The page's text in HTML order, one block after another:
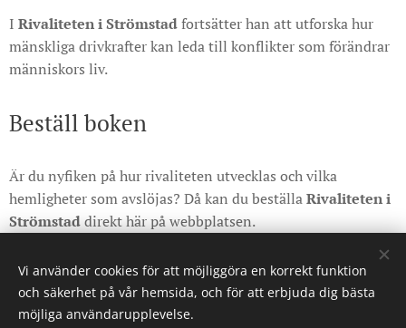
I Rivaliteten i Strömstadfortsätter han att utforska hur
mänskliga drivkrafter kan leda till konflikter som förändrar
människors liv.
Beställ boken
Är du nyfiken på hur rivaliteten utvecklas och vilka
hemligheter som avslöjas? Då kan du beställaRivaliteten i
Strömstaddirekt här på webbplatsen.
Vi använder cookies för att möjliggöra en korrekt funktion
och säkerhet på vår hemsida, och för att erbjuda dig bästa
möjliga användarupplevelse.